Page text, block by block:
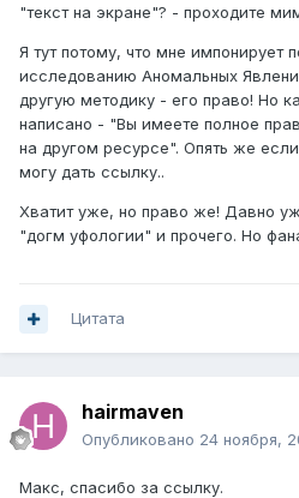
"текст на экране"? - проходите
Я тут потому, что мне импонирует
исследованию Аномальных
другую методику - его право! Но
написано - "Вы имеете полное
на другом ресурсе". Опять же
могу дать ссылку..
Хватит уже, но право же! Давно
"догм уфологии" и прочего. Но
Цитата
hairmaven
Опубликовано 24 ноября,
Макс, спасибо за ссылку.